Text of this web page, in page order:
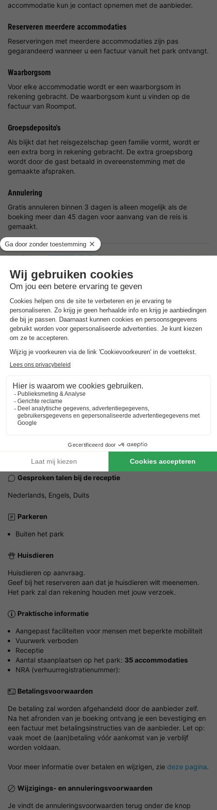
accommodatie kun je contact opnemen met de aanbieder.
Reserveren meerdere accommodaties
Reserveringen met meerdere accommodaties zijn pas
gegarandeerd wanneer u een factuur vanuit het park ontvangt.
Waarborgsom
Voor elke accommodatie wordt er een waarborgsom in
rekening gebracht. De waarborgsom kunt u vinden op de
factuur van Roompot.
Groepsdeposito's
Als blijkt dat het reisgezelschap geen familie vormt, wordt er
een extra borg in rekening gebracht. De extra groepsborg
wordt door de gast betaald in overeenstemming met de
gemaakte afspraken.
Annulering
Gratis annuleren binnen 3 dagen is alleen mogelijk als de
boeking meer dan 45 dagen voor aanvang van de reis is
gemaakt.
Adres
Waterstaete 2 - 8376 JA Ossenzijl, Nederland
ALGEMENE INFORMATIE
Gesproken talen bij de receptie
Nederlands, Engels, Duits
Parkeren
Buiten het park
Huisdieren
Huisdieren op aanvraag.
Geef bij het reserveren aan dat je huisdieren wilt meenemen.
Het park zal dan rekening houden met jouw verzoek.
Praktische informatie
Aangepast faciliteiten voor mensen met beperkte mobiliteit
Vuurwerk verboden
Receptie
Aantal staanplaatsen op het park: 35 accommodaties
NRA (verhuurregistratienummer):
Betalingsvoorwaarden
De betaling zal worden afgehandeld door de aanbieder zelf.
Na het afronden van je boeking ontvang je een bevestiging en
een factuur met betalingsinstructies van de aanbieder. Let op:
vaak moet de (aan)betaling vóór aankomst van je verblijf
worden voldaan.
Voor meer informatie over betalen en wijzigen, zie deze pagina.
Wijzigings- en annuleringsvoorwaarden
Je vindt de annuleringsvoorwaarden terug onder de knop